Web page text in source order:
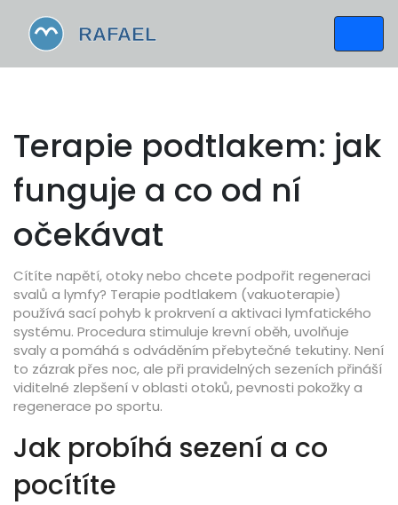
Terapie podtlakem: jak
funguje a co od ní
očekávat
Cítíte napětí, otoky nebo chcete podpořit regeneraci
svalů a lymfy? Terapie podtlakem (vakuoterapie)
používá sací pohyb k prokrvení a aktivaci lymfatického
systému. Procedura stimuluje krevní oběh, uvolňuje
svaly a pomáhá s odváděním přebytečné tekutiny. Není
to zázrak přes noc, ale při pravidelných sezeních přináší
viditelné zlepšení v oblasti otoků, pevnosti pokožky a
regenerace po sportu.
Jak probíhá sezení a co
pocítíte